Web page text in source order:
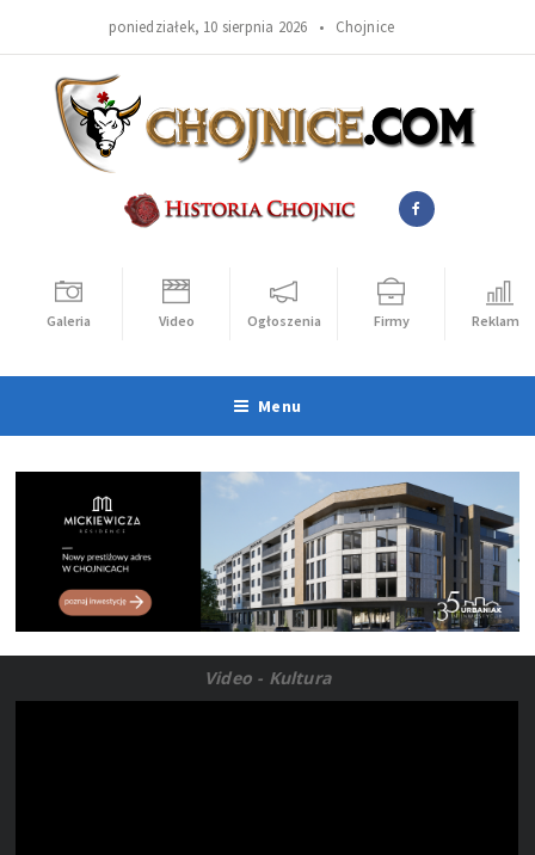
poniedziałek, 10 sierpnia 2026 • Chojnice
Galeria Video Ogłoszenia Firmy Reklama
Menu
Video - Kultura